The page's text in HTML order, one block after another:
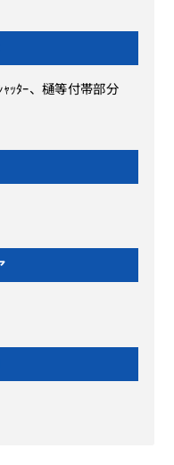
ｯﾀｰ、樋等付帯部分